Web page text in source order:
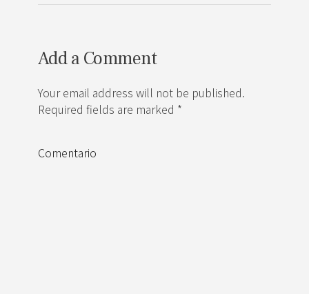
Add a Comment
Your email address will not be published.
Required fields are marked *
Comentario